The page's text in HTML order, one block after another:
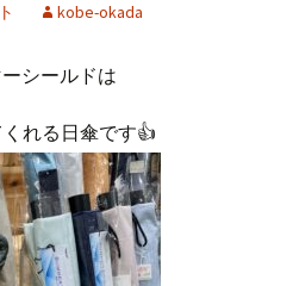
kobe-okada
シールドは
れる日傘です👍